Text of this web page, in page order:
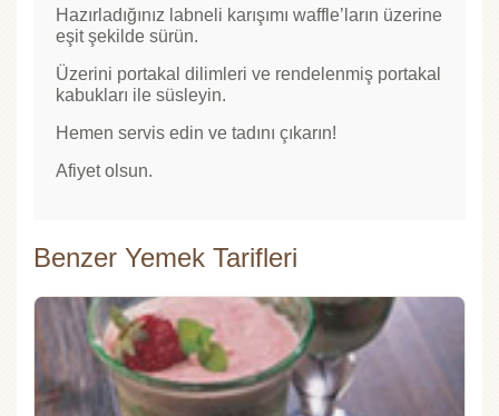
Hazırladığınız labneli karışımı waffle’ların üzerine
eşit şekilde sürün.
Üzerini portakal dilimleri ve rendelenmiş portakal
kabukları ile süsleyin.
Hemen servis edin ve tadını çıkarın!
Afiyet olsun.
Benzer Yemek Tarifleri